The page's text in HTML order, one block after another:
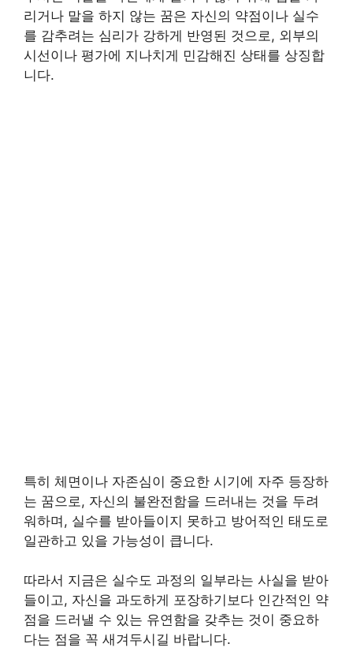
리거나 말을 하지 않는 꿈은 자신의 약점이나 실수
를 감추려는 심리가 강하게 반영된 것으로, 외부의
시선이나 평가에 지나치게 민감해진 상태를 상징합
니다.
특히 체면이나 자존심이 중요한 시기에 자주 등장하
는 꿈으로, 자신의 불완전함을 드러내는 것을 두려
워하며, 실수를 받아들이지 못하고 방어적인 태도로
일관하고 있을 가능성이 큽니다.
따라서 지금은 실수도 과정의 일부라는 사실을 받아
들이고, 자신을 과도하게 포장하기보다 인간적인 약
점을 드러낼 수 있는 유연함을 갖추는 것이 중요하
다는 점을 꼭 새겨두시길 바랍니다.